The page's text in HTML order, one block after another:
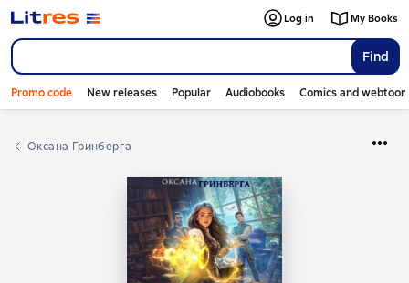
Find
Log in My Books
Promo code New releases Popular Audiobooks Comics and
Оксана Гринберга